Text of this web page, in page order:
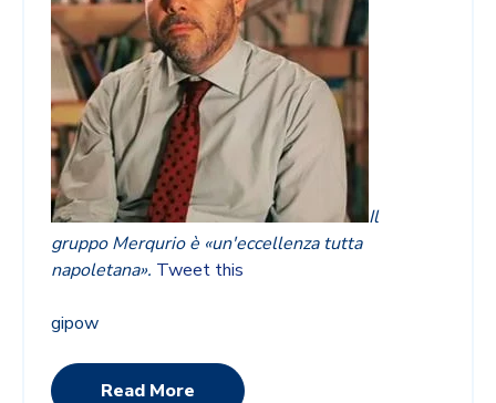
Il
gruppo Merqurio è «un'eccellenza tutta
napoletana». Tweet this
gipow
Read More